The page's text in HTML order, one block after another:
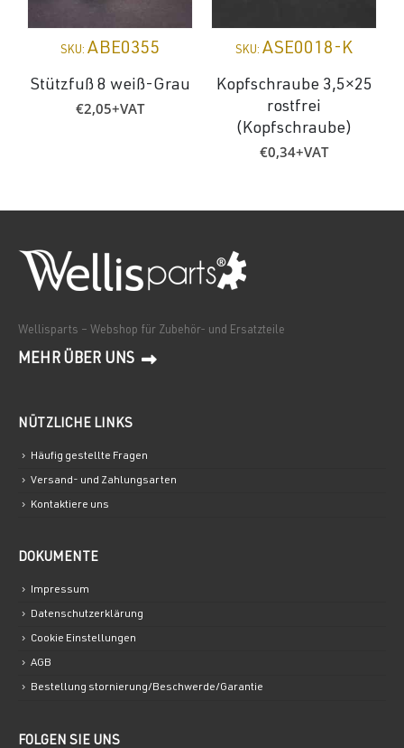
SKU: ABE0355
Stützfuß 8 weiß-Grau
€2,05+VAT
SKU: ASE0018-K
Kopfschraube 3,5×25
rostfrei
(Kopfschraube)
€0,34+VAT
Wellisparts – Webshop für Zubehör- und Ersatzteile
MEHR ÜBER UNS
NÜTZLICHE LINKS
Häufig gestellte Fragen
Versand- und Zahlungsarten
Kontaktiere uns
DOKUMENTE
Impressum
Datenschutzerklärung
Cookie Einstellungen
AGB
Bestellung stornierung/Beschwerde/Garantie
FOLGEN SIE UNS